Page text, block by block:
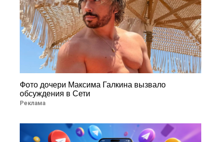
Фото дочери Максима Галкина вызвало
обсуждения в Сети
Реклама